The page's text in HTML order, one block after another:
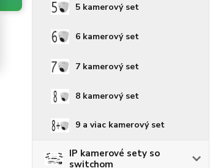
5 kamerový set
6 kamerový set
7 kamerový set
8 kamerový set
9 a viac kamerový set
IP kamerové sety so
switchom